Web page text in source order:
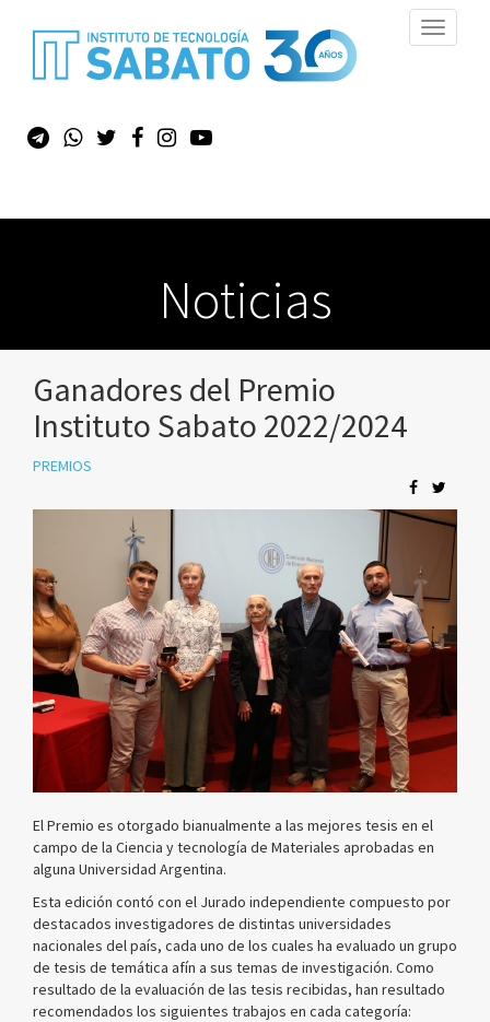
Toggle
Noticias
Ganadores del Premio
Instituto Sabato 2022/2024
PREMIOS
El Premio es otorgado bianualmente a las mejores tesis en el
campo de la Ciencia y tecnología de Materiales aprobadas en
alguna Universidad Argentina.
Esta edición contó con el Jurado independiente compuesto por
destacados investigadores de distintas universidades
nacionales del país, cada uno de los cuales ha evaluado un grupo
de tesis de temática afín a sus temas de investigación. Como
resultado de la evaluación de las tesis recibidas, han resultado
recomendados los siguientes trabajos en cada categoría: